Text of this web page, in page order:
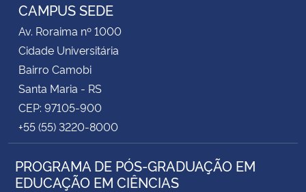
CAMPUS SEDE
Av. Roraima nº 1000
Cidade Universitária
Bairro Camobi
Santa Maria - RS
CEP: 97105-900
+55 (55) 3220-8000
PROGRAMA DE PÓS-GRADUAÇÃO EM
EDUCAÇÃO EM CIÊNCIAS